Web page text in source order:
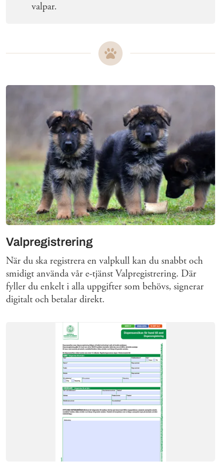
valpar.
Mer om
Valpregistrering
När du ska registrera en valpkull kan du snabbt och
smidigt använda vår e-tjänst Valpregistrering. Där
fyller du enkelt i alla uppgifter som behövs, signerar
digitalt och betalar direkt.